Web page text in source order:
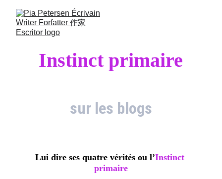
Instinct primaire
sur les blogs
Lui dire ses quatre vérités ou l’Instinct
primaire